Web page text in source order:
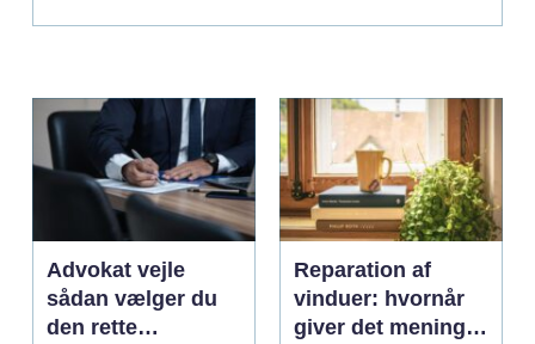
Advokat vejle
sådan vælger du
den rette
Reparation af
vinduer: hvornår
giver det mening,